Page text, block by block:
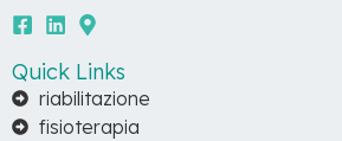
Quick Links
riabilitazione
fisioterapia